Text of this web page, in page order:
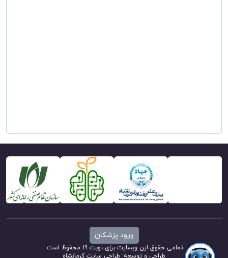
ورود پزشکان
تمامی حقوق این وبسایت برای نوبت 19 محفوظ است.
طراحی و توسعه: طراحی سایت کرمانشاه